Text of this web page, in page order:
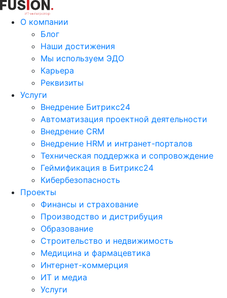
О компании
Блог
Наши достижения
Мы используем ЭДО
Карьера
Реквизиты
Услуги
Внедрение Битрикс24
Автоматизация проектной деятельности
Внедрение CRM
Внедрение HRM и интранет-порталов
Техническая поддержка и сопровождение
Геймификация в Битрикс24
Кибербезопасность
Проекты
Финансы и страхование
Производство и дистрибуция
Образование
Строительство и недвижимость
Медицина и фармацевтика
Интернет-коммерция
ИТ и медиа
Услуги